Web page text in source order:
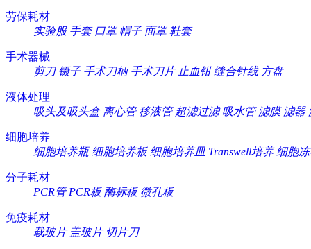
劳保耗材
实验服 手套 口罩 帽子 面罩 鞋套
手术器械
剪刀 镊子 手术刀柄 手术刀片 止血钳 缝合针线 方盘
液体处理
吸头及吸头盒 离心管 移液管 超滤过滤 吸水管 滤膜 滤器
细胞培养
细胞培养瓶 细胞培养板 细胞培养皿 Transwell培养 细胞
分子耗材
PCR管 PCR板 酶标板 微孔板
免疫耗材
载玻片 盖玻片 切片刀